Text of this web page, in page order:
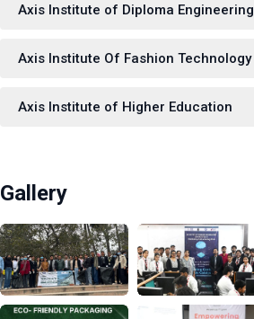
Axis Institute of Diploma Engineering
Axis Institute Of Fashion Technology
Axis Institute of Higher Education
Gallery